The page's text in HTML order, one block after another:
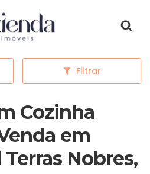
inicial
Filtrar
Cozinha
em
Nobres,